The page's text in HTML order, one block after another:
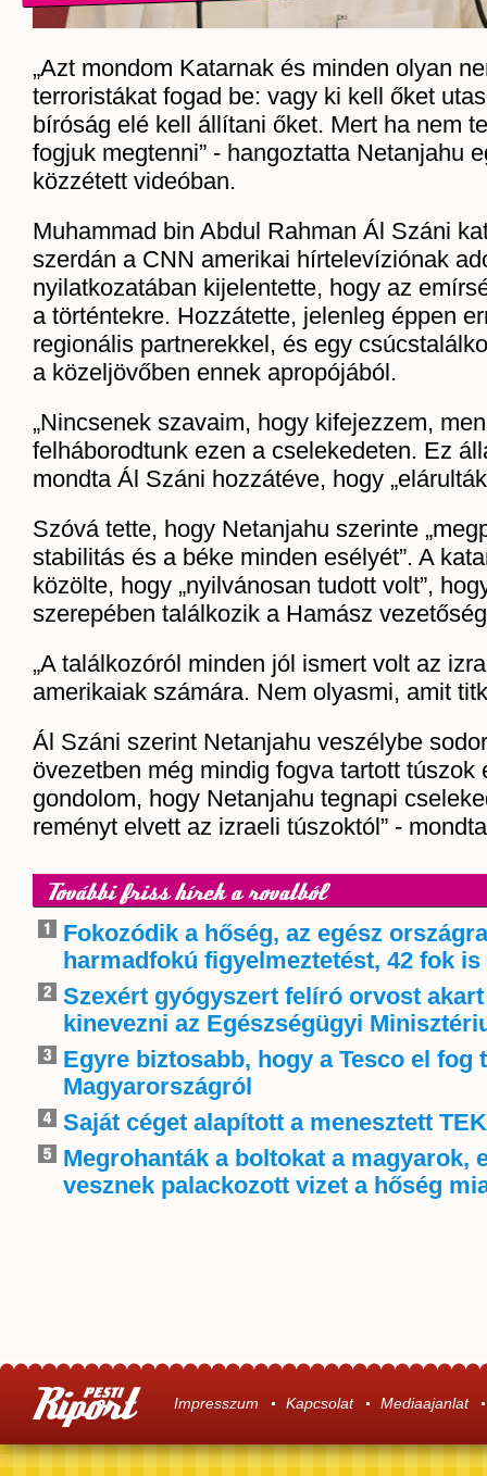
„Azt mondom Katarnak és minden olyan
terroristákat fogad be: vagy ki kell őket
bíróság elé kell állítani őket. Mert ha nem
fogjuk megtenni” - hangoztatta Netanjahu
közzétett videóban.
Muhammad bin Abdul Rahman Ál Száni
szerdán a CNN amerikai hírtelevíziónak
nyilatkozatában kijelentette, hogy az
a történtekre. Hozzátette, jelenleg éppen
regionális partnerekkel, és egy
a közeljövőben ennek apropójából.
„Nincsenek szavaim, hogy kifejezzem,
felháborodtunk ezen a cselekedeten. Ez
mondta Ál Száni hozzátéve, hogy
Szóvá tette, hogy Netanjahu szerinte
stabilitás és a béke minden esélyét”. A
közölte, hogy „nyilvánosan tudott volt”,
szerepében találkozik a Hamász
„A találkozóról minden jól ismert volt az
amerikaiak számára. Nem olyasmi, amit
Ál Száni szerint Netanjahu veszélybe
övezetben még mindig fogva tartott túszok
gondolom, hogy Netanjahu tegnapi
reményt elvett az izraeli túszoktól” -
További friss hírek a rovatból
Fokozódik a hőség, az egész
harmadfokú figyelmeztetést, 42 fok is
Szexért gyógyszert felíró orvost
kinevezni az Egészségügyi
Egyre biztosabb, hogy a Tesco el fog
Magyarországról
Saját céget alapított a menesztett
Megrohanták a boltokat a magyarok,
vesznek palackozott vizet a hőség
Impresszum Kapcsolat Mediaajanlat